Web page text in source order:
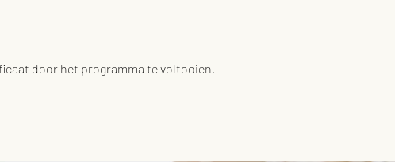
door het programma te voltooien.